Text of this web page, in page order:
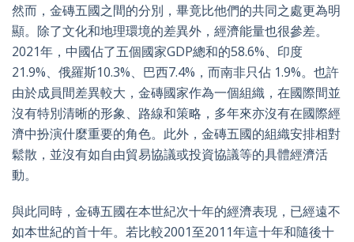
然而，金磚五國之間的分別，畢竟比他們的共同之處更為明
顯。除了文化和地理環境的差異外，經濟能量也很參差。
2021年，中國佔了五個國家GDP總和的58.6%、印度
21.9%、俄羅斯10.3%、巴西7.4%，而南非只佔 1.9%。也許
由於成員間差異較大，金磚國家作為一個組織，在國際間並
沒有特別清晰的形象、路線和策略，多年來亦沒有在國際經
濟中扮演什麼重要的角色。此外，金磚五國的組織安排相對
鬆散，並沒有如自由貿易協議或投資協議等的具體經濟活
動。
與此同時，金磚五國在本世紀次十年的經濟表現，已經遠不
如本世紀的首十年。若比較2001至2011年這十年和隨後十